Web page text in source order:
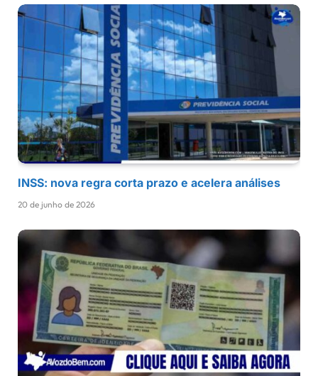
INSS: nova regra corta prazo e acelera análises
20 de junho de 2026